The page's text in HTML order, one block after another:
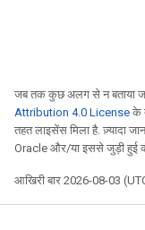
जब तक कुछ अलग से न बताया
Attribution 4.0 License के
तहत लाइसेंस मिला है. ज़्यादा
Oracle और/या इससे जुड़ी हुई
आखिरी बार 2026-08-03